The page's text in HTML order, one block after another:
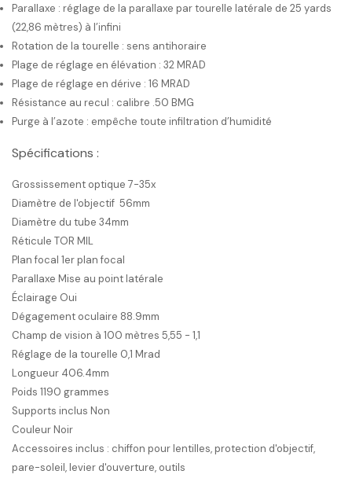
Parallaxe : réglage de la parallaxe par tourelle latérale de 25 yards
(22,86 mètres) à l’infini
Rotation de la tourelle : sens antihoraire
Plage de réglage en élévation : 32 MRAD
Plage de réglage en dérive : 16 MRAD
Résistance au recul : calibre .50 BMG
Purge à l’azote : empêche toute infiltration d’humidité
Spécifications :
Grossissement optique 7-35x
Diamètre de l'objectif 56mm
Diamètre du tube 34mm
Réticule TOR MIL
Plan focal 1er plan focal
Parallaxe Mise au point latérale
Éclairage Oui
Dégagement oculaire 88.9mm
Champ de vision à 100 mètres 5,55 - 1,1
Réglage de la tourelle 0,1 Mrad
Longueur 406.4mm
Poids 1190 grammes
Supports inclus Non
Couleur Noir
Accessoires inclus : chiffon pour lentilles, protection d'objectif,
pare-soleil, levier d'ouverture, outils